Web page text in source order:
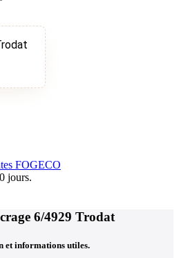
FOGECO
jours.
6/4929 Trodat
et informations utiles.